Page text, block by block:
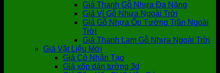
Giá Thanh Gỗ Nhựa Đa Năng
Giá Vỉ Gỗ Nhựa Ngoài Trời
Giá Gỗ Nhựa Ốp Tường Trần Ngoài
Trời
Giá Thanh Lam Gỗ Nhựa Ngoài Trời
Giá Vật Liệu Mới
Giá Cỏ Nhân Tạo
Giá xốp dán tường 3d